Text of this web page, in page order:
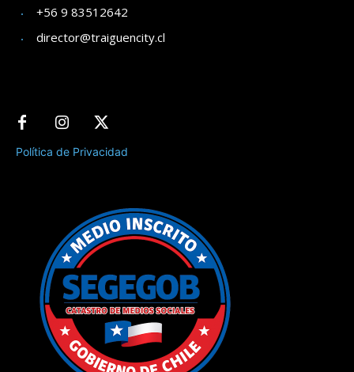
+56 9 83512642
director@traiguencity.cl
Política de Privacidad